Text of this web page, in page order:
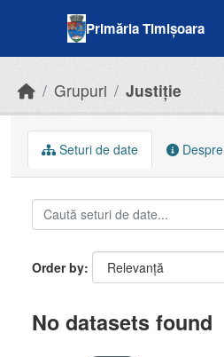
Primăria Timișoara
Grupuri Justiție
Seturi de date Despre
Order by
No datasets found